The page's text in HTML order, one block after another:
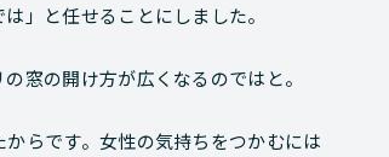
」
と任せることにしました。
窓の開け方が広くなるのではと。
らです。女性の気持ちをつかむには